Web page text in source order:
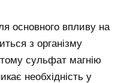
основного впливу на
з організму
сульфат магнію
необхідність у